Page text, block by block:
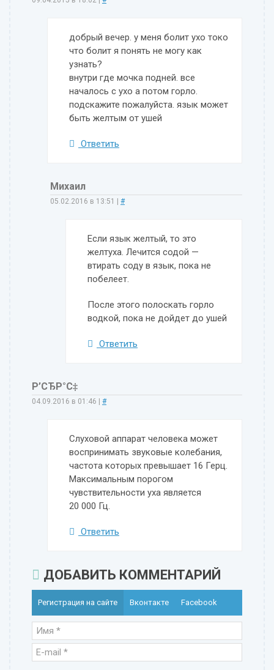
добрый вечер. у меня болит ухо токо
что болит я понять не могу как
узнать?
внутри где мочка подней. все
началось с ухо а потом горло.
подскажите пожалуйста. язык может
быть желтым от ушей
Ответить
Михаил
05.02.2016 в 13:51 #
Если язык желтый, то это
желтуха. Лечится содой —
втирать соду в язык, пока не
побелеет.
После этого полоскать горло
водкой, пока не дойдет до ушей
Ответить
Р’СЂР°С‡
04.09.2016 в 01:46 #
Слуховой аппарат человека может
воспринимать звуковые колебания,
частота которых превышает 16 Герц.
Максимальным порогом
чувствительности уха является
20 000 Гц.
Ответить
ДОБАВИТЬ КОММЕНТАРИЙ
Регистрация на сайте Вконтакте Facebook